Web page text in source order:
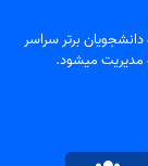
برتر سراسر
و مدیریت میشود.